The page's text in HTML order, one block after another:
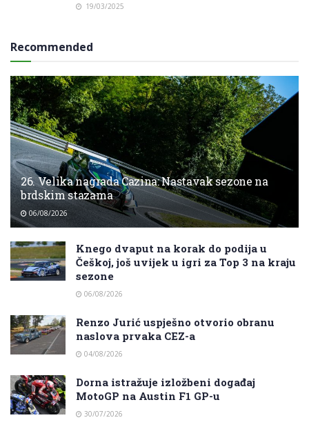
19/03/2025
Recommended
26. Velika nagrada Cazina: Nastavak sezone na
brdskim stazama
06/08/2026
Knego dvaput na korak do podija u
Češkoj, još uvijek u igri za Top 3 na kraju
sezone
06/08/2026
Renzo Jurić uspješno otvorio obranu
naslova prvaka CEZ-a
04/08/2026
Dorna istražuje izložbeni događaj
MotoGP na Austin F1 GP-u
30/07/2026